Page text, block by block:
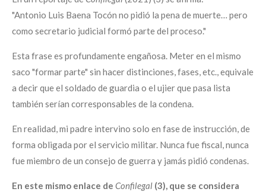
"Antonio Luis Baena Tocón no pidió la pena de muerte… pero
como secretario judicial formó parte del proceso."
Esta frase es profundamente engañosa. Meter en el mismo
saco "formar parte" sin hacer distinciones, fases, etc., equivale
a decir que el soldado de guardia o el ujier que pasa lista
también serían corresponsables de la condena.
En realidad, mi padre intervino solo en fase de instrucción, de
forma obligada por el servicio militar. Nunca fue fiscal, nunca
fue miembro de un consejo de guerra y jamás pidió condenas.
En este mismo enlace de Confilegal (3), que se considera